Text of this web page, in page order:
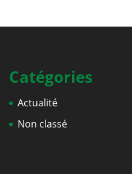
Catégories
Actualité
Non classé